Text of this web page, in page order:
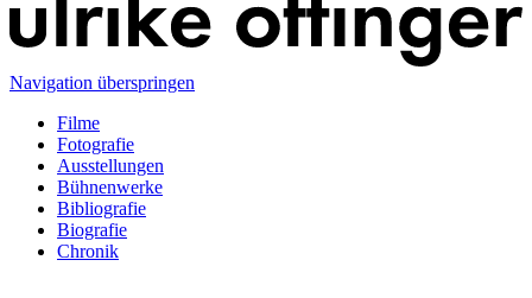
Navigation überspringen
Filme
Fotografie
Ausstellungen
Bühnenwerke
Bibliografie
Biografie
Chronik